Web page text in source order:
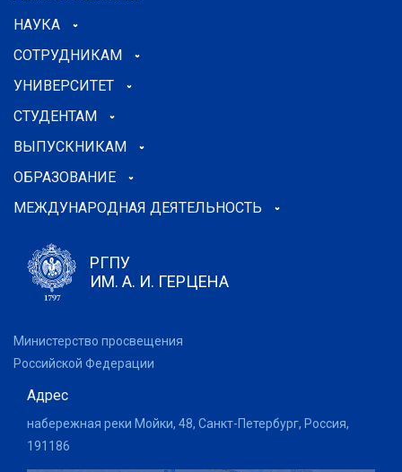
НАУКА
СОТРУДНИКАМ
УНИВЕРСИТЕТ
СТУДЕНТАМ
ВЫПУСКНИКАМ
ОБРАЗОВАНИЕ
МЕЖДУНАРОДНАЯ ДЕЯТЕЛЬНОСТЬ
РГПУ
ИМ. А. И. ГЕРЦЕНА
Министерство просвещения
Российской Федерации
Адрес
набережная реки Мойки, 48, Санкт-Петербург, Россия,
191186